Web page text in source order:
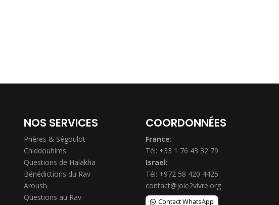
NOS SERVICES
Prières & Ségoulot
Chiddouhims
Questions de Halakha
Bénédictions du Rav
Aroush
Questions au Rav
COORDONNÉES
France:
Tél: +33 1 76 43 32 79
Israel:
Tél: +972 58 420 4425
contact@joie2vivre.org
Contact WhatsApp